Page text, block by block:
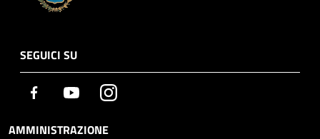
SEGUICI SU
Facebook YoutubeInstagram
AMMINISTRAZIONE